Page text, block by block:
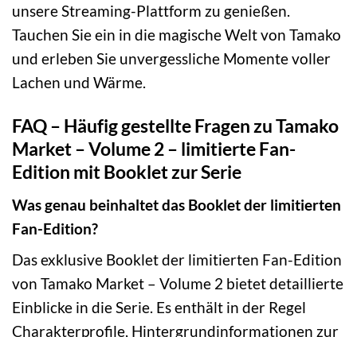
unsere Streaming-Plattform zu genießen.
Tauchen Sie ein in die magische Welt von Tamako
und erleben Sie unvergessliche Momente voller
Lachen und Wärme.
FAQ – Häufig gestellte Fragen zu Tamako
Market – Volume 2 – limitierte Fan-
Edition mit Booklet zur Serie
Was genau beinhaltet das Booklet der limitierten
Fan-Edition?
Das exklusive Booklet der limitierten Fan-Edition
von Tamako Market – Volume 2 bietet detaillierte
Einblicke in die Serie. Es enthält in der Regel
Charakterprofile, Hintergrundinformationen zur